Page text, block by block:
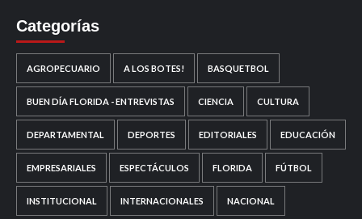
Categorías
AGROPECUARIO A LOS BOTES! BASQUETBOL
BUEN DÍA FLORIDA - ENTREVISTAS CIENCIA CULTURA
DEPARTAMENTAL DEPORTES EDITORIALES EDUCACIÓN
EMPRESARIALES ESPECTÁCULOS FLORIDA FÚTBOL
INSTITUCIONAL INTERNACIONALES NACIONAL